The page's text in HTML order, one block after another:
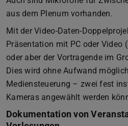
aus dem Plenum vorhanden.
Mit der Video-Daten-
Präsentation mit PC oder Video
oder aber der Vortragende im
Dies wird ohne Aufwand
Mediensteuerung – zwei fest
Kameras angewählt werden
Dokumentation von